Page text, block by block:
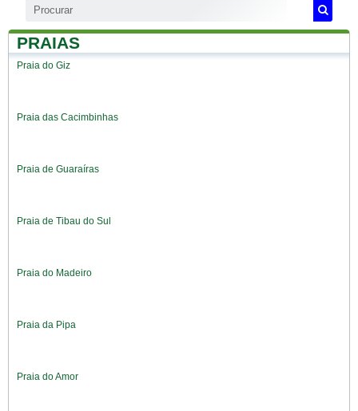
PRAIAS
Praia do Giz
Praia das Cacimbinhas
Praia de Guaraíras
Praia de Tibau do Sul
Praia do Madeiro
Praia da Pipa
Praia do Amor